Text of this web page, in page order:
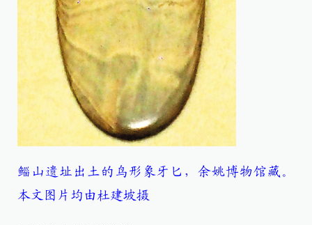
鲻山遗址出土的鸟形象牙匕，余姚博物馆藏。
本文图片均由杜建坡摄